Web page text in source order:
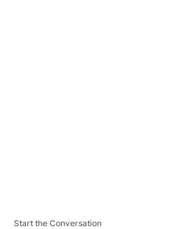
Start the Conversation